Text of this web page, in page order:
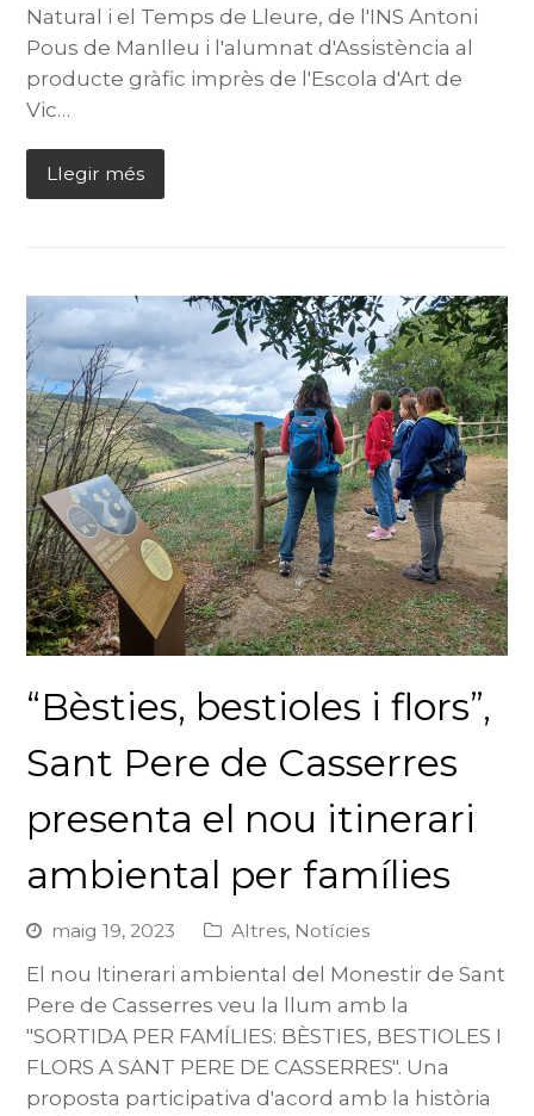
Natural i el Temps de Lleure, de l'INS Antoni
Pous de Manlleu i l'alumnat d'Assistència al
producte gràfic imprès de l'Escola d'Art de
Vic…
Llegir més
“Bèsties, bestioles i flors”,
Sant Pere de Casserres
presenta el nou itinerari
ambiental per famílies
maig 19, 2023 Altres, Notícies
El nou Itinerari ambiental del Monestir de Sant
Pere de Casserres veu la llum amb la
"SORTIDA PER FAMÍLIES: BÈSTIES, BESTIOLES I
FLORS A SANT PERE DE CASSERRES". Una
proposta participativa d'acord amb la història